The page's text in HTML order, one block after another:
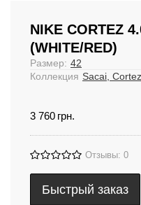
NIKE CORTEZ
(WHITE/RED)
Размер: 42
Коллекция Sacai, Cortez
3 760 грн.
Отзывы: 0
Быстрый заказ